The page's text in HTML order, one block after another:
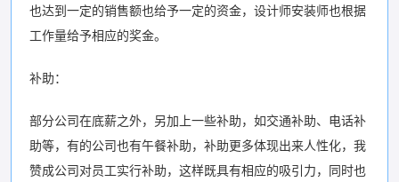
也达到一定的销售额也给予一定的资金，设计师安装师也根据
工作量给予相应的奖金。
补助：
部分公司在底薪之外，另加上一些补助，如交通补助、电话补
助等，有的公司也有午餐补助，补助更多体现出来人性化，我
赞成公司对员工实行补助，这样既具有相应的吸引力，同时也